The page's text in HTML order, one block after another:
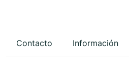
Contacto Información